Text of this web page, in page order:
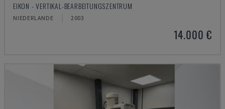
EIKON - VERTIKAL-BEARBEITUNGSZENTRUM
NIEDERLANDE 2003
14.000 €